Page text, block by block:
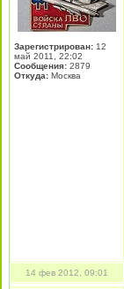
Зарегистрирован: 12
май 2011, 22:02
Сообщения: 2879
Откуда: Москва
14 фев 2012, 09:01